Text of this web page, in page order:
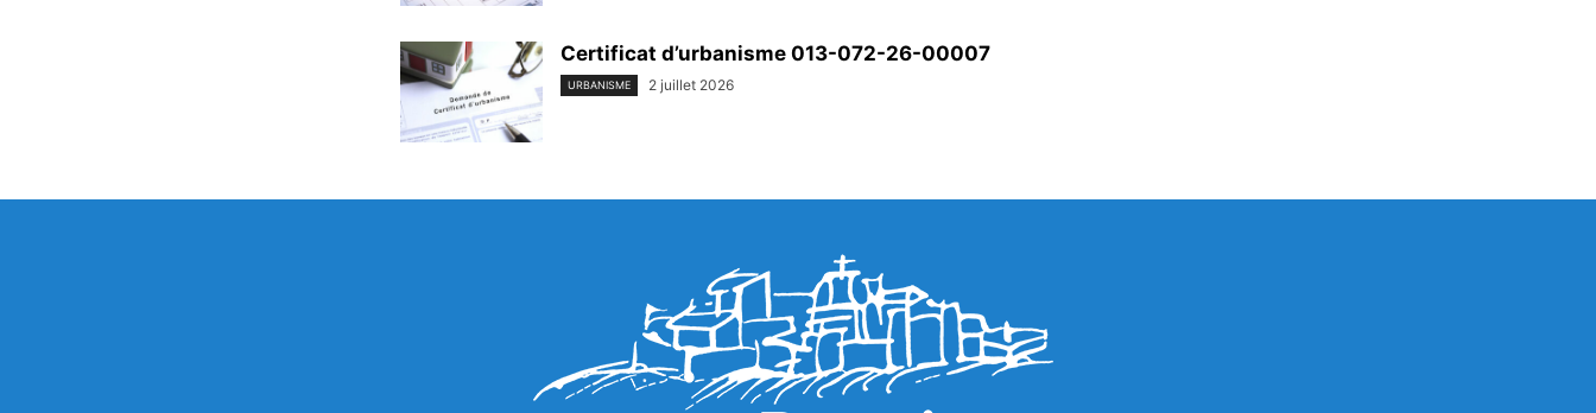
Certificat d’urbanisme 013-072-26-00007
URBANISME 2 juillet 2026